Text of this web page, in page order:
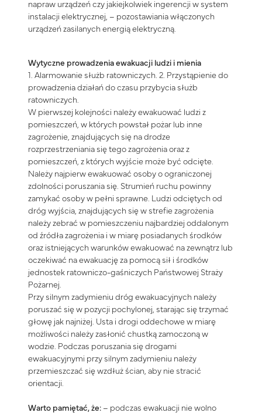
napraw urządzeń czy jakiejkolwiek ingerencji w system
instalacji elektrycznej, – pozostawiania włączonych
urządzeń zasilanych energią elektryczną.
Wytyczne prowadzenia ewakuacji ludzi i mienia
1. Alarmowanie służb ratowniczych. 2. Przystąpienie do
prowadzenia działań do czasu przybycia służb
ratowniczych.
W pierwszej kolejności należy ewakuować ludzi z
pomieszczeń, w których powstał pożar lub inne
zagrożenie, znajdujących się na drodze
rozprzestrzeniania się tego zagrożenia oraz z
pomieszczeń, z których wyjście może być odcięte.
Należy najpierw ewakuować osoby o ograniczonej
zdolności poruszania się. Strumień ruchu powinny
zamykać osoby w pełni sprawne. Ludzi odciętych od
dróg wyjścia, znajdujących się w strefie zagrożenia
należy zebrać w pomieszczeniu najbardziej oddalonym
od źródła zagrożenia i w miarę posiadanych środków
oraz istniejących warunków ewakuować na zewnątrz lub
oczekiwać na ewakuację za pomocą sił i środków
jednostek ratowniczo-gaśniczych Państwowej Straży
Pożarnej.
Przy silnym zadymieniu dróg ewakuacyjnych należy
poruszać się w pozycji pochylonej, starając się trzymać
głowę jak najniżej. Usta i drogi oddechowe w miarę
możliwości należy zasłonić chustką zamoczoną w
wodzie. Podczas poruszania się drogami
ewakuacyjnymi przy silnym zadymieniu należy
przemieszczać się wzdłuż ścian, aby nie stracić
orientacji.
Warto pamiętać, że: – podczas ewakuacji nie wolno